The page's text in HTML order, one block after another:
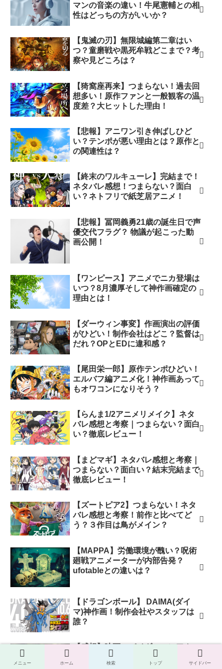
マンの音楽の違い！牛尾憲輔との相
性はどっちの方がいいか？
【鬼滅の刃】無限城編第二章はい
つ？童磨戦や黒死牟戦どこまで？考
察や見どころは？
【猗窩座再来】つまらない！過去回
想多い！原作ファンと一般観客の温
度差？大ヒットした理由！
【悲報】アニワン引き伸ばしひど
い？テンポが悪い理由とは？原作と
の関連性は？
【終末のワルキューレ】完結まで！
ネタバレ感想！つまらない？面白
い？ネトフリで紙芝居アニメ！
【悲報】冨岡義勇21歳の誕生日で声
優交代フラグ？ 物議が起こった動
画公開！
【ワンピース】アニメでニカ登場は
いつ？8月濃厚そして神作画確定の
理由とは！
【ダーウィン事変】作画演出の評価
がひどい！制作会社はどこ？監督は
だれ？OPとEDに違和感？
【尾田栄一郎】原作テンポひどい！
エルバフ編アニメ化！神作画あって
もオワコンになりそう？
【らんま1/2アニメリメイク】ネタ
バレ感想と考察｜つまらない？面白
い？徹底レビュー！
【まどマギ】ネタバレ感想と考察｜
つまらない？面白い？結末完結まで
徹底レビュー！
【ズートピア2】つまらない！ネタ
バレ感想と考察！前作と比べてど
う？３作目は鳥がメイン？
【MAPPA】労働環境が醜い？呪術
廻戦アニメーターが内部告発？
ufotableとの違いは？
【ドラゴンボール】 DAIMA(ダイ
マ)神作画！制作会社やスタッフは
誰？
【感想】映画スパイダーマンアクロ
スネタバレ！ラストに2人マイル
ズ！続編は複数のグウェン！
メニュー ホーム 検索 トップ サイドバー